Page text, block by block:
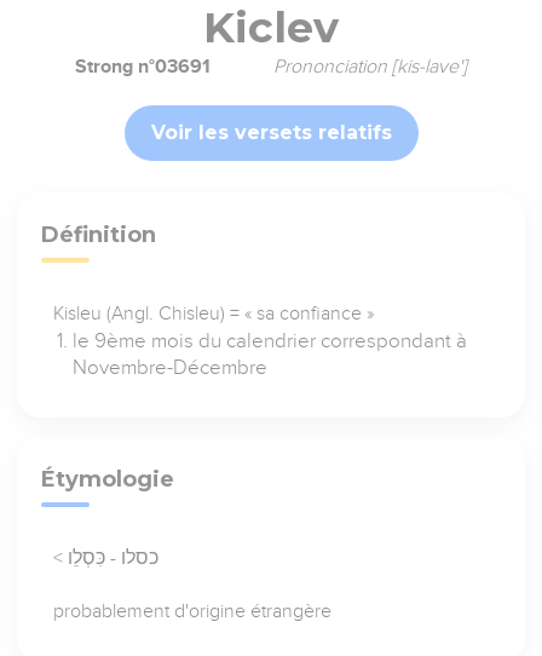
Kiclev
Strong n°03691 Prononciation [kis-lave']
Voir les versets relatifs
Définition
Kisleu (Angl. Chisleu) = « sa confiance »
le 9ème mois du calendrier correspondant à
Novembre-Décembre
Étymologie
< כסלו - כִּסְלֵו
probablement d'origine étrangère